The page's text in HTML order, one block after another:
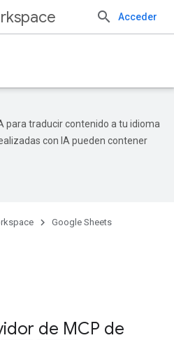
Acceder
para traducir contenido a tu idioma
con IA pueden contener
Google Sheets
de MCP de